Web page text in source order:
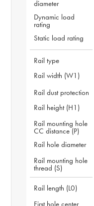
diameter
Dynamic load
rating
Static load rating
Rail type
Rail width (W1)
Rail dust protection
Rail height (H1)
Rail mounting hole
CC distance (P)
Rail hole diameter
Rail mounting hole
thread (S)
Rail length (L0)
First hole center